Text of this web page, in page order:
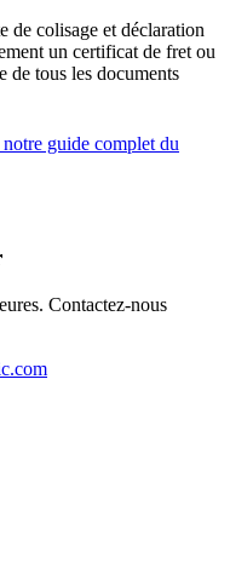
colisage et déclaration
un certificat de fret ou
de tous les documents
guide complet du
Contactez-nous